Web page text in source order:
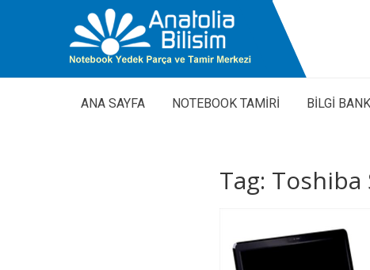
ANA SAYFA NOTEBOOK TAMİRİ BİLGİ
Tag: